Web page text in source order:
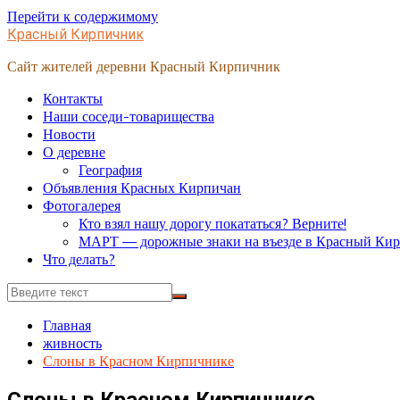
Перейти к содержимому
Красный Кирпичник
Сайт жителей деревни Красный Кирпичник
Контакты
Наши соседи-товарищества
Новости
О деревне
География
Объявления Красных Кирпичан
Фотогалерея
Кто взял нашу дорогу покататься? Верните!
МАРТ — дорожные знаки на въезде в Красный
Что делать?
Главная
живность
Слоны в Красном Кирпичнике